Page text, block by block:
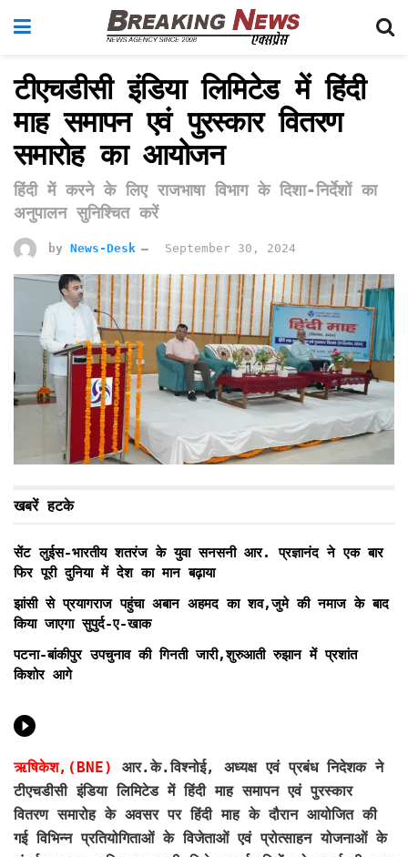
टीएचडीसी इंडिया लिमिटेड में हिंदी
माह समापन एवं पुरस्कार वितरण
समारोह का आयोजन
हिंदी में करने के लिए राजभाषा विभाग के दिशा-निर्देशों का
अनुपालन सुनिश्चित करें
by News-Desk September 30, 2024
खबरें हटके
सेंट लुईस-भारतीय शतरंज के युवा सनसनी आर. प्रज्ञानंद ने एक बार
फिर पूरी दुनिया में देश का मान बढ़ाया
झांसी से प्रयागराज पहुंचा अबान अहमद का शव,जुमे की नमाज के बाद
किया जाएगा सुपुर्द-ए-खाक
पटना-बांकीपुर उपचुनाव की गिनती जारी,शुरुआती रुझान में प्रशांत
किशोर आगे
ऋषिकेश,(BNE)
आर.के.विश्नोई, अध्यक्ष एवं प्रबंध निदेशक ने
टीएचडीसी इंडिया लिमिटेड में हिंदी माह समापन एवं पुरस्कार
वितरण समारोह के अवसर पर हिंदी माह के दौरान आयोजित की
गई विभिन्न प्रतियोगिताओं के विजेताओं एवं प्रोत्साहन योजनाओं के